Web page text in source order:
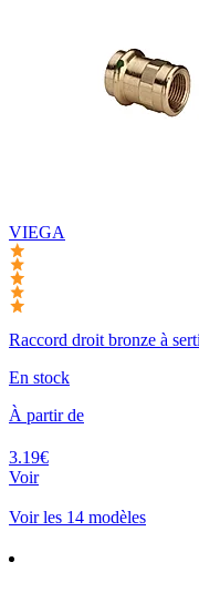
VIEGA
Raccord droit bronze à
En stock
À partir de
3.19€
Voir
Voir les 14 modèles